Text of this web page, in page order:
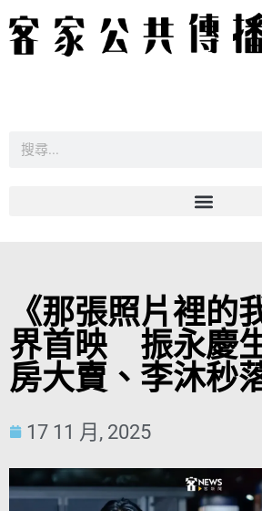
《那張照片裡的
界首映 振永慶
房大賣、李沐秒
17 11 月, 2025